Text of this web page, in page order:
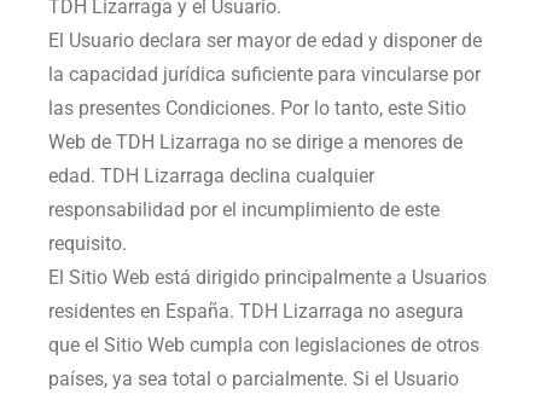
TDH Lizarraga y el Usuario.
El Usuario declara ser mayor de edad y disponer de
la capacidad jurídica suficiente para vincularse por
las presentes Condiciones. Por lo tanto, este Sitio
Web de TDH Lizarraga no se dirige a menores de
edad. TDH Lizarraga declina cualquier
responsabilidad por el incumplimiento de este
requisito.
El Sitio Web está dirigido principalmente a Usuarios
residentes en España. TDH Lizarraga no asegura
que el Sitio Web cumpla con legislaciones de otros
países, ya sea total o parcialmente. Si el Usuario